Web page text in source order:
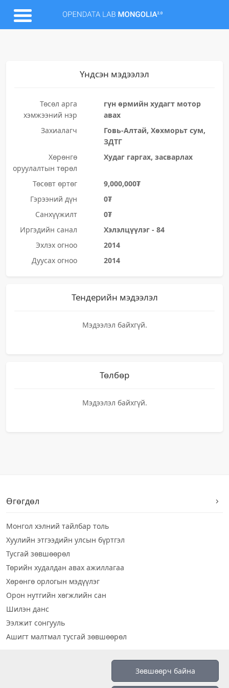
Үндсэн мэдээлэл
Төсөл арга
хэмжээний нэр
гүн өрмийн худагт мотор
авах
Захиалагч
Говь-Алтай, Хөхморьт сум,
ЗДТГ
Хөрөнгө
оруулалтын төрөл
Худаг гаргах, засварлах
Төсөвт өртөг
9,000,000₮
Гэрээний дүн
0₮
Санхүүжилт
0₮
Иргэдийн санал
Хэлэлцүүлэг - 84
Эхлэх огноо
2014
Дуусах огноо
2014
Тендерийн мэдээлэл
Мэдээлэл байхгүй.
Төлбөр
Мэдээлэл байхгүй.
Өгөгдөл
Монгол хэлний тайлбар толь
Хуулийн этгээдийн улсын бүртгэл
Тусгай зөвшөөрөл
Төрийн худалдан авах ажиллагаа
Хөрөнгө орлогын мэдүүлэг
Орон нутгийн хөгжлийн сан
Шилэн данс
Ээлжит сонгууль
Ашигт малтмал тусгай зөвшөөрөл
Зөвшөөрч байна